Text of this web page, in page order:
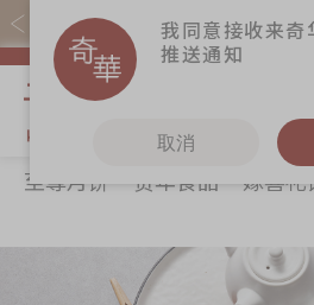
易赏钱会员凭推广码购买现货产
关于奇华
最新推广
奇华饼食
贺年食品
至尊月饼 贺年食品 嫁喜礼
我同意接收来奇
推送通知
取消